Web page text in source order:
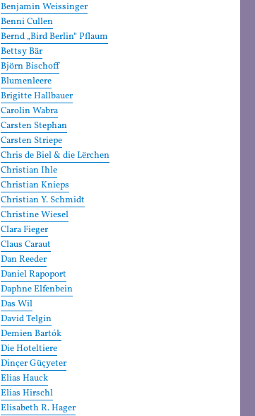
Benjamin Weissinger
Benni Cullen
Bernd „Bird Berlin“ Pflaum
Bettsy Bär
Björn Bischoff
Blumenleere
Brigitte Hallbauer
Carolin Wabra
Carsten Stephan
Carsten Striepe
Chris de Biel & die Lërchen
Christian Ihle
Christian Knieps
Christian Y. Schmidt
Christine Wiesel
Clara Fieger
Claus Caraut
Dan Reeder
Daniel Rapoport
Daphne Elfenbein
Das Wil
David Telgin
Demien Bartók
Die Hoteltiere
Dinçer Güçyeter
Elias Hauck
Elias Hirschl
Elisabeth R. Hager